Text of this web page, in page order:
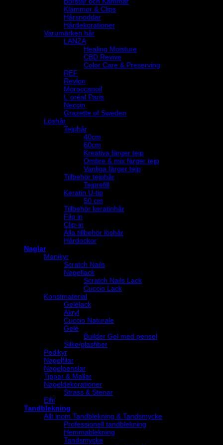
Klämmor & Clips
Hårsnoddar
Hårdekorationer
Varumärken hår
LANZA
Healing Moisture
CBD Revive
Color Care & Preserving
REF
Revlon
Moroccanoil
L´oréal Paris
Neccin
Grazette of Sweden
Löshår
Tejphår
40cm
60cm
Kreativa färger tejp
Ombre & mix färger tejp
Vanliga färger tejp
Tillbehör tejphår
Tejprefill
Keratin U-tip
50 cm
Tillbehör keratinhår
Flip in
Clip-in
Alla tillbehör löshår
Hårdockor
Naglar
Manikyr
Scratch Nails
Nagellack
Scratch Nails Lack
Cuccio Lack
Konstmaterial
Gelélack
Akryl
Cuccio Naturale
Gelé
Builder Gel med pensel
Silke/glasfiber
Pedikyr
Nagelfilar
Nagelpenslar
Tippar & Mallar
Nageldekorationer
Strass & Stenar
Elfil
Tandblekning
Allt inom Tandblekning & Tandsmycke
Professionell tandblekning
Hemmablekning
Tandsmycke